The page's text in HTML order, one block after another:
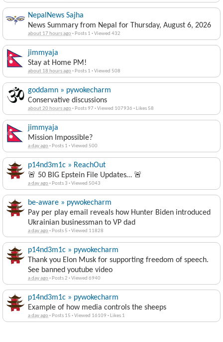
NepalNews Sajha
News Summary from Nepal for Thursday, August 6, 2026
about 17 hours ago· Posts 1 ·Viewed 432
jimmyaja
Stay at Home PM!
about 18 hours ago· Posts 1 ·Viewed 508
goddamn » pywokecharm
Conservative discussions
about 20 hours ago· Posts 97 ·Viewed 107936 · Likes 58
jimmyaja
Mission Impossible?
a day ago· Posts 1 ·Viewed 500
p14nd3m1c » ReachOut
🚨 50 BIG Epstein File Updates… 🚨
a day ago· Posts 3 ·Viewed 5043
be-aware » pywokecharm
Pay per play email reveals how Hunter Biden introduced
Ukrainian businessman to VP dad
a day ago· Posts 5 ·Viewed 11828
p14nd3m1c » pywokecharm
Thank you Elon Musk for supporting freedom of speech.
See banned youtube video
a day ago· Posts 2 ·Viewed 6940
p14nd3m1c » pywokecharm
Example of how media controls the sheeps
a day ago· Posts 15 ·Viewed 16109 · Likes 1